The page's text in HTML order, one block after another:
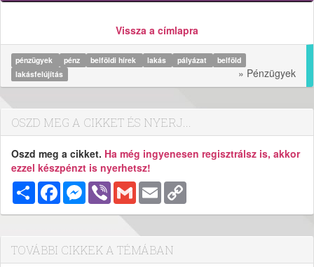
Vissza a címlapra
pénzügyek pénz belföldi hírek lakás pályázat
belföld
lakásfelújítás
» Pénzügyek
OSZD MEG A CIKKET ÉS NYERJ...
Oszd meg a cikket. Ha még ingyenesen regisztrálsz is, akkor
ezzel készpénzt is nyerhetsz!
MegosztásFacebookMessenger
Viber Gmail Email
TOVÁBBI CIKKEK A TÉMÁBAN